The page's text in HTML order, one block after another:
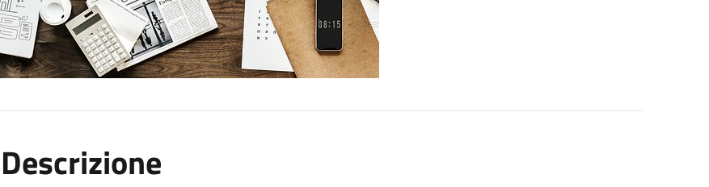
Descrizione